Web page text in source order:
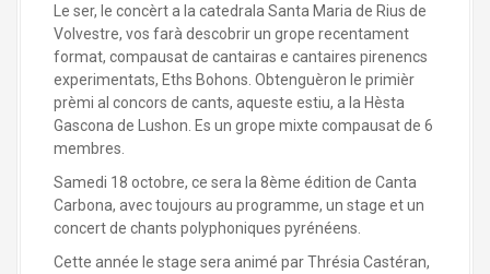
Le ser, le concèrt a la catedrala Santa Maria de Rius de
Volvestre, vos farà descobrir un grope recentament
format, compausat de cantairas e cantaires pirenencs
experimentats, Eths Bohons. Obtenguèron le primièr
prèmi al concors de cants, aqueste estiu, a la Hèsta
Gascona de Lushon. Es un grope mixte compausat de 6
membres.
Samedi 18 octobre, ce sera la 8ème édition de Canta
Carbona, avec toujours au programme, un stage et un
concert de chants polyphoniques pyrénéens.
Cette année le stage sera animé par Thrésia Castéran,